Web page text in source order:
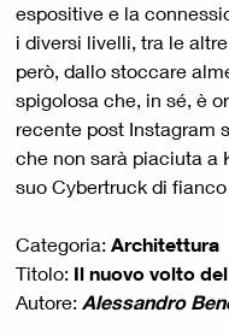
espositive e la
i diversi livelli, tra le
però, dallo stoccare
spigolosa che, in sé, è
recente post Instagram
che non sarà piaciuta a
suo Cybertruck di
Categoria: Architettura
Titolo: Il nuovo volto
Autore: Alessandro